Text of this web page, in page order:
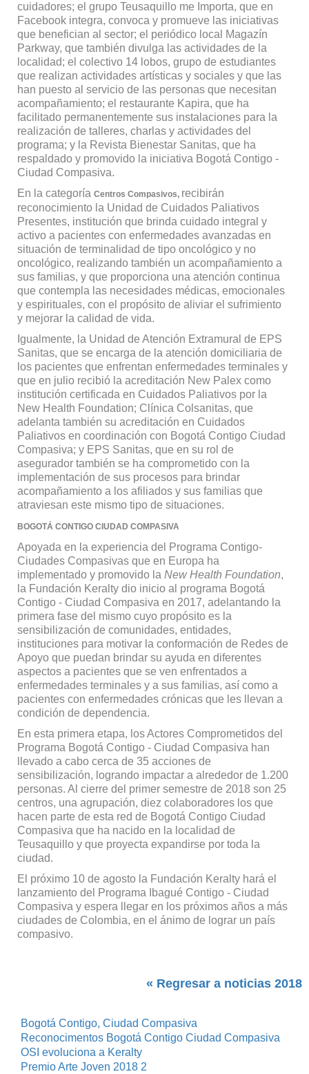
cuidadores; el grupo Teusaquillo me Importa, que en
Facebook integra, convoca y promueve las iniciativas
que benefician al sector; el periódico local Magazín
Parkway, que también divulga las actividades de la
localidad; el colectivo 14 lobos, grupo de estudiantes
que realizan actividades artísticas y sociales y que las
han puesto al servicio de las personas que necesitan
acompañamiento; el restaurante Kapira, que ha
facilitado permanentemente sus instalaciones para la
realización de talleres, charlas y actividades del
programa; y la Revista Bienestar Sanitas, que ha
respaldado y promovido la iniciativa Bogotá Contigo -
Ciudad Compasiva.
En la categoría Centros Compasivos, recibirán
reconocimiento la Unidad de Cuidados Paliativos
Presentes, institución que brinda cuidado integral y
activo a pacientes con enfermedades avanzadas en
situación de terminalidad de tipo oncológico y no
oncológico, realizando también un acompañamiento a
sus familias, y que proporciona una atención continua
que contempla las necesidades médicas, emocionales
y espirituales, con el propósito de aliviar el sufrimiento
y mejorar la calidad de vida.
Igualmente, la Unidad de Atención Extramural de EPS
Sanitas, que se encarga de la atención domiciliaria de
los pacientes que enfrentan enfermedades terminales y
que en julio recibió la acreditación New Palex como
institución certificada en Cuidados Paliativos por la
New Health Foundation; Clínica Colsanitas, que
adelanta también su acreditación en Cuidados
Paliativos en coordinación con Bogotá Contigo Ciudad
Compasiva; y EPS Sanitas, que en su rol de
asegurador también se ha comprometido con la
implementación de sus procesos para brindar
acompañamiento a los afiliados y sus familias que
atraviesan este mismo tipo de situaciones.
BOGOTÁ CONTIGO CIUDAD COMPASIVA
Apoyada en la experiencia del Programa Contigo-
Ciudades Compasivas que en Europa ha
implementado y promovido la New Health Foundation,
la Fundación Keralty dio inicio al programa Bogotá
Contigo - Ciudad Compasiva en 2017, adelantando la
primera fase del mismo cuyo propósito es la
sensibilización de comunidades, entidades,
instituciones para motivar la conformación de Redes de
Apoyo que puedan brindar su ayuda en diferentes
aspectos a pacientes que se ven enfrentados a
enfermedades terminales y a sus familias, así como a
pacientes con enfermedades crónicas que les llevan a
condición de dependencia.
En esta primera etapa, los Actores Comprometidos del
Programa Bogotá Contigo - Ciudad Compasiva han
llevado a cabo cerca de 35 acciones de
sensibilización, logrando impactar a alrededor de 1.200
personas. Al cierre del primer semestre de 2018 son 25
centros, una agrupación, diez colaboradores los que
hacen parte de esta red de Bogotá Contigo Ciudad
Compasiva que ha nacido en la localidad de
Teusaquillo y que proyecta expandirse por toda la
ciudad.
El próximo 10 de agosto la Fundación Keralty hará el
lanzamiento del Programa Ibagué Contigo - Ciudad
Compasiva y espera llegar en los próximos años a más
ciudades de Colombia, en el ánimo de lograr un país
compasivo.
« Regresar a noticias 2018
Bogotá Contigo, Ciudad Compasiva
Reconocimentos Bogotá Contigo Ciudad Compasiva
OSI evoluciona a Keralty
Premio Arte Joven 2018 2